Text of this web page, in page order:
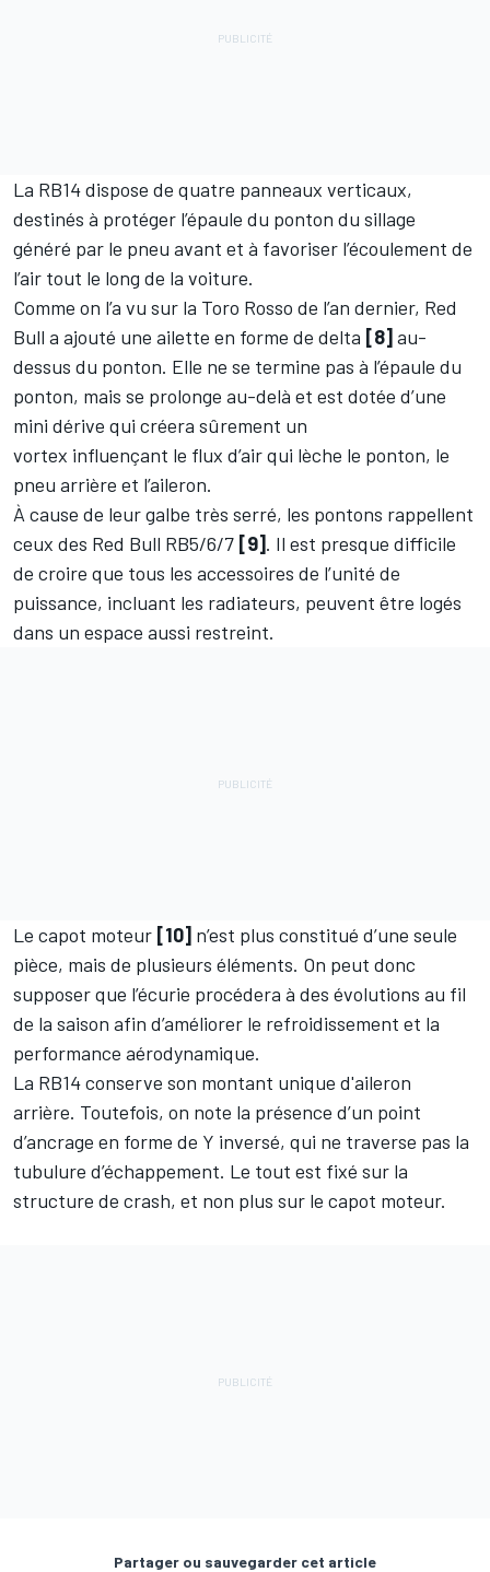
La RB14 dispose de quatre panneaux verticaux,
destinés à protéger l’épaule du ponton du sillage
généré par le pneu avant et à favoriser l’écoulement de
l’air tout le long de la voiture.
Comme on l’a vu sur la Toro Rosso de l’an dernier, Red
Bull a ajouté une ailette en forme de delta [8] au-
dessus du ponton. Elle ne se termine pas à l’épaule du
ponton, mais se prolonge au-delà et est dotée d’une
mini dérive qui créera sûrement un
vortex influençant le flux d’air qui lèche le ponton, le
pneu arrière et l’aileron.
À cause de leur galbe très serré, les pontons rappellent
ceux des Red Bull RB5/6/7 [9]. Il est presque difficile
de croire que tous les accessoires de l’unité de
puissance, incluant les radiateurs, peuvent être logés
dans un espace aussi restreint.
Le capot moteur [10] n’est plus constitué d’une seule
pièce, mais de plusieurs éléments. On peut donc
supposer que l’écurie procédera à des évolutions au fil
de la saison afin d’améliorer le refroidissement et la
performance aérodynamique.
La RB14 conserve son montant unique d'aileron
arrière. Toutefois, on note la présence d’un point
d’ancrage en forme de Y inversé, qui ne traverse pas la
tubulure d’échappement. Le tout est fixé sur la
structure de crash, et non plus sur le capot moteur.
Partager ou sauvegarder cet article